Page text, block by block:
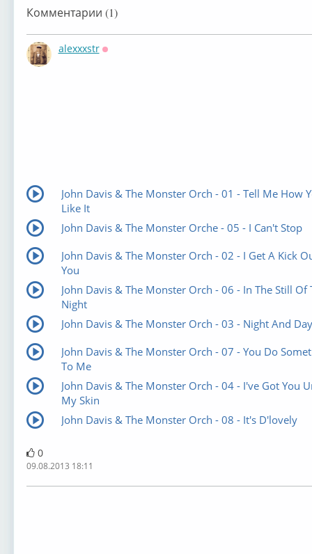
Комментарии (1)
alexxxstr
John Davis & The Monster Orch - 01 - Tell Me How
Like It
John Davis & The Monster Orche - 05 - I Can't Stop
John Davis & The Monster Orch - 02 - I Get A Kick
You
John Davis & The Monster Orch - 06 - In The Still Of
Night
John Davis & The Monster Orch - 03 - Night And Day
John Davis & The Monster Orch - 07 - You Do
To Me
John Davis & The Monster Orch - 04 - I've Got You
My Skin
John Davis & The Monster Orch - 08 - It's D'lovely
0
09.08.2013 18:11